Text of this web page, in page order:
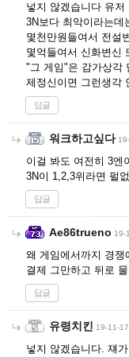
넣지 않겠습니다 유저
3N보다 최악이라는데
몇천만원들여서 전설
몇억들여서 신화변신
"그 게임"은 감가상각
제정신이면 그런생각
답글
워크하고싶다
이걸 봐도 여전히 3엔
3N이 1,2,3위라면 펄
답글
Ae86trueno 19-
왜 게임에서까지 경쟁
결제 그만하고 뒤로
답글
유령치킨 19-11-
넣지 않겠습니다. 쟤